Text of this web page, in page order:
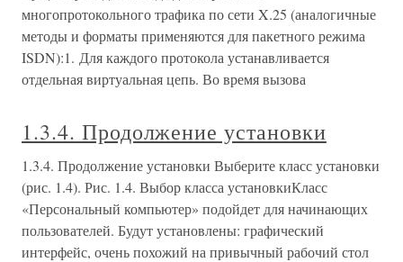
многопротокольного трафика по сети X.25 (аналогичные
методы и форматы применяются для пакетного режима
ISDN):1. Для каждого протокола устанавливается
отдельная виртуальная цепь. Во время вызова
1.3.4. Продолжение установки
1.3.4. Продолжение установки Выберите класс установки
(рис. 1.4). Рис. 1.4. Выбор класса установкиКласс
«Персональный компьютер» подойдет для начинающих
пользователей. Будут установлены: графический
интерфейс, очень похожий на привычный рабочий стол